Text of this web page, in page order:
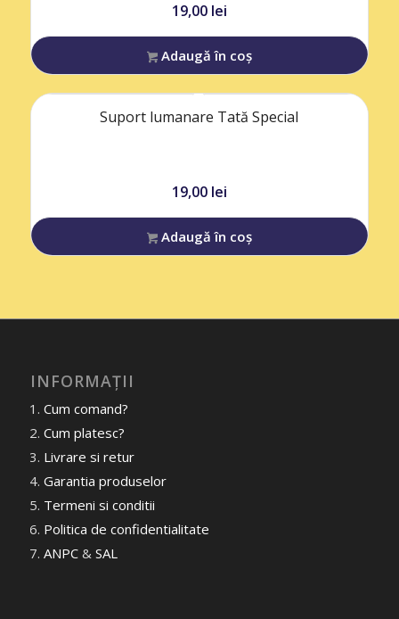
19,00 lei
Adaugă în coș
Suport lumanare Tată Special
19,00 lei
Adaugă în coș
INFORMAȚII
Cum comand?
Cum platesc?
Livrare si retur
Garantia produselor
Termeni si conditii
Politica de confidentialitate
ANPC& SAL